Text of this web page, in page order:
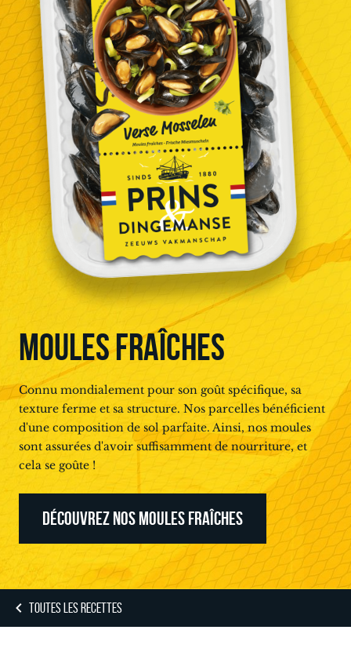
MOULES FRAÎCHES
Connu mondialement pour son goût spécifique, sa
texture ferme et sa structure. Nos parcelles bénéficient
d'une composition de sol parfaite. Ainsi, nos moules
sont assurées d'avoir suffisamment de nourriture, et
cela se goûte !
DÉCOUVREZ NOS MOULES FRAÎCHES
TOUTES LES RECETTES